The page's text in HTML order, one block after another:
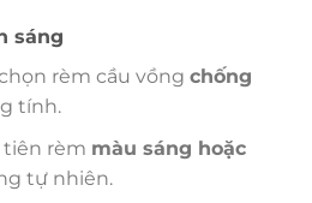
sáng
rèm cầu vồng chống
tính.
tiên rèm màu sáng hoặc
tự nhiên.